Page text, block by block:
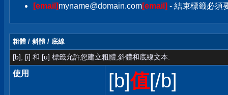
[email]myname@domain.com[email] - 結束標籤必須
粗體 / 斜體 / 底線
[b], [i] 和 [u] 標籤允許您建立粗體,斜體和底線文本.
使用 [b]值[/b]